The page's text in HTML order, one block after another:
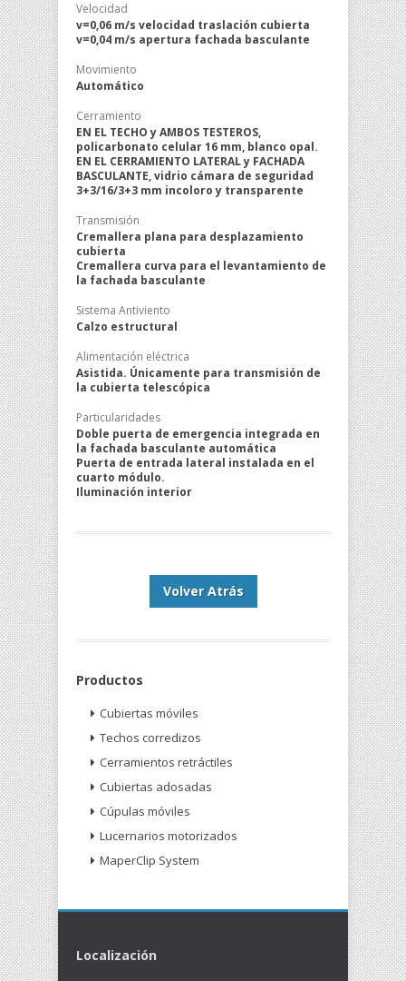
Velocidad
v=0,06 m/s velocidad traslación cubierta
v=0,04 m/s apertura fachada basculante
Movimiento
Automático
Cerramiento
EN EL TECHO y AMBOS TESTEROS,
policarbonato celular 16 mm, blanco opal.
EN EL CERRAMIENTO LATERAL y FACHADA
BASCULANTE, vidrio cámara de seguridad
3+3/16/3+3 mm incoloro y transparente
Transmisión
Cremallera plana para desplazamiento
cubierta
Cremallera curva para el levantamiento de
la fachada basculante
Sistema Antiviento
Calzo estructural
Alimentación eléctrica
Asistida. Únicamente para transmisión de
la cubierta telescópica
Particularidades
Doble puerta de emergencia integrada en
la fachada basculante automática
Puerta de entrada lateral instalada en el
cuarto módulo.
Iluminación interior
Volver Atrás
Productos
Cubiertas móviles
Techos corredizos
Cerramientos retráctiles
Cubiertas adosadas
Cúpulas móviles
Lucernarios motorizados
MaperClip System
Localización